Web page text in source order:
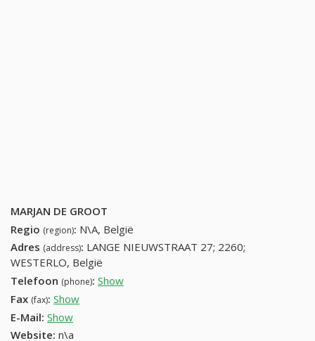
MARJAN DE GROOT
Regio (region): N\A, België
Adres (address): LANGE NIEUWSTRAAT 27; 2260;
WESTERLO, België
Telefoon (phone): Show
Fax (fax): Show
E-Mail: Show
Website: n\a